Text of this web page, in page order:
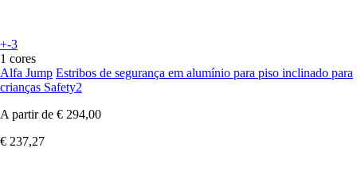
+-3
1 cores
Alfa Jump Estribos de segurança em alumínio para piso inclinado para
crianças Safety2
A partir de € 294,00
€ 237,27